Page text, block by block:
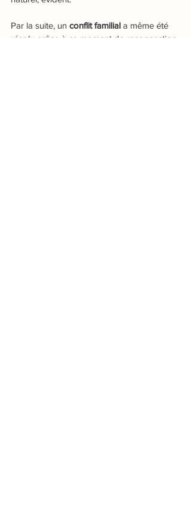
Par la suite, un conflit familial a même été
résolu grâce à ce moment de reconnection